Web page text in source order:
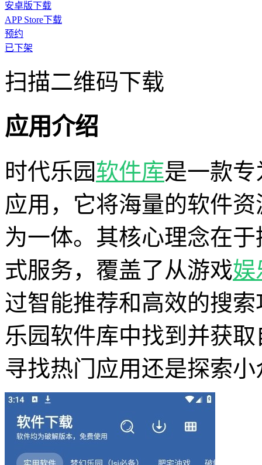
安卓版下载
APP Store下载
预约
已下架
扫描二维码下载
应用介绍
时代乐园软件库是一款
应用，它将海量的软件
为一体。其核心理念在
式服务，覆盖了从游戏娱
过智能推荐和高效的搜
乐园软件库中找到并获
寻找热门应用还是探索